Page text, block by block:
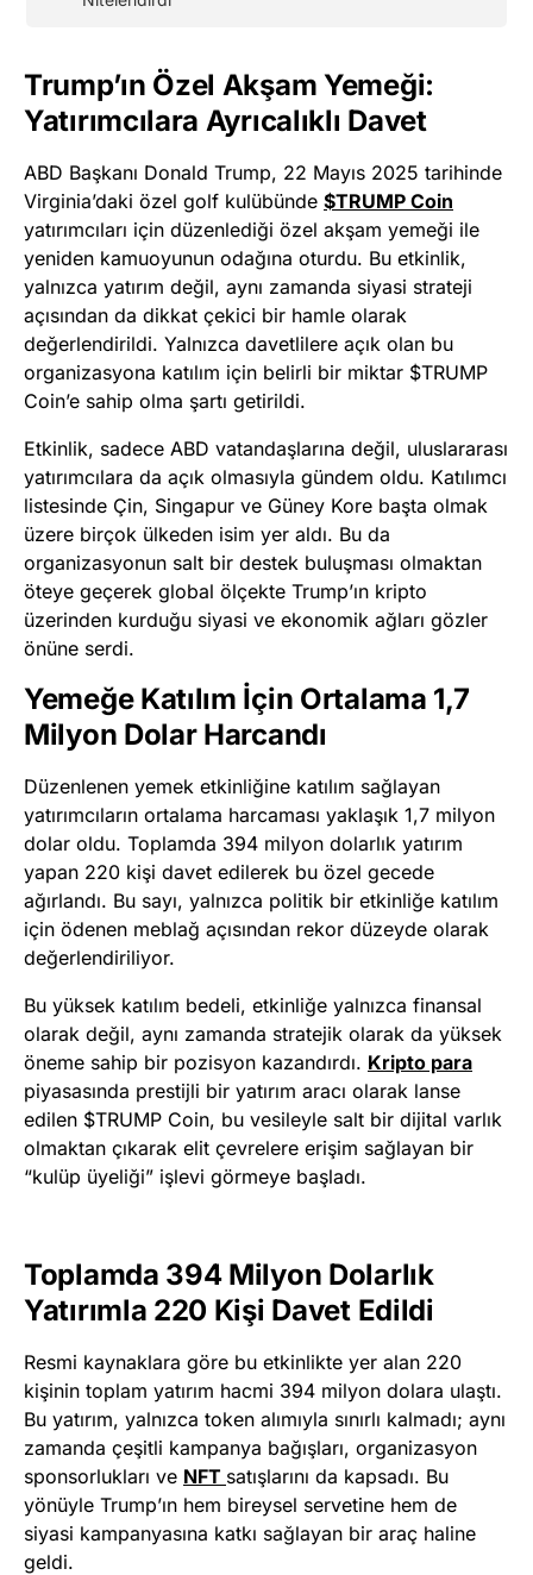
Trump’ın Özel Akşam Yemeği:
Yatırımcılara Ayrıcalıklı Davet
ABD Başkanı Donald Trump, 22 Mayıs 2025 tarihinde
Virginia’daki özel golf kulübünde $TRUMP Coin
yatırımcıları için düzenlediği özel akşam yemeği ile
yeniden kamuoyunun odağına oturdu. Bu etkinlik,
yalnızca yatırım değil, aynı zamanda siyasi strateji
açısından da dikkat çekici bir hamle olarak
değerlendirildi. Yalnızca davetlilere açık olan bu
organizasyona katılım için belirli bir miktar $TRUMP
Coin’e sahip olma şartı getirildi.
Etkinlik, sadece ABD vatandaşlarına değil, uluslararası
yatırımcılara da açık olmasıyla gündem oldu. Katılımcı
listesinde Çin, Singapur ve Güney Kore başta olmak
üzere birçok ülkeden isim yer aldı. Bu da
organizasyonun salt bir destek buluşması olmaktan
öteye geçerek global ölçekte Trump’ın kripto
üzerinden kurduğu siyasi ve ekonomik ağları gözler
önüne serdi.
Yemeğe Katılım İçin Ortalama 1,7
Milyon Dolar Harcandı
Düzenlenen yemek etkinliğine katılım sağlayan
yatırımcıların ortalama harcaması yaklaşık 1,7 milyon
dolar oldu. Toplamda 394 milyon dolarlık yatırım
yapan 220 kişi davet edilerek bu özel gecede
ağırlandı. Bu sayı, yalnızca politik bir etkinliğe katılım
için ödenen meblağ açısından rekor düzeyde olarak
değerlendiriliyor.
Bu yüksek katılım bedeli, etkinliğe yalnızca finansal
olarak değil, aynı zamanda stratejik olarak da yüksek
öneme sahip bir pozisyon kazandırdı. Kripto para
piyasasında prestijli bir yatırım aracı olarak lanse
edilen $TRUMP Coin, bu vesileyle salt bir dijital varlık
olmaktan çıkarak elit çevrelere erişim sağlayan bir
“kulüp üyeliği” işlevi görmeye başladı.
Toplamda 394 Milyon Dolarlık
Yatırımla 220 Kişi Davet Edildi
Resmi kaynaklara göre bu etkinlikte yer alan 220
kişinin toplam yatırım hacmi 394 milyon dolara ulaştı.
Bu yatırım, yalnızca token alımıyla sınırlı kalmadı; aynı
zamanda çeşitli kampanya bağışları, organizasyon
sponsorlukları ve NFT satışlarını da kapsadı. Bu
yönüyle Trump’ın hem bireysel servetine hem de
siyasi kampanyasına katkı sağlayan bir araç haline
geldi.